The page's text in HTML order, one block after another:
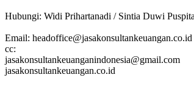
Hubungi: Widi Prihartanadi / Sintia Duwi
Email: headoffice@jasakonsultankeuangan.co.id
cc:
jasakonsultankeuanganindonesia@gmail.com
jasakonsultankeuangan.co.id